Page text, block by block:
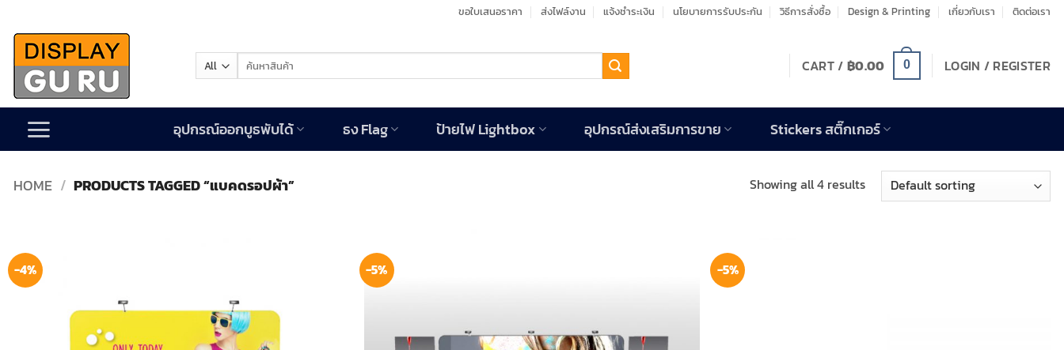
content
ขอใบเสนอราคา ส่งไฟล์งาน แจ้งชำระเงิน นโยบายการรับประกัน วิธีการสั่งซื้อ Design & Printing เกี่ยวกับเรา ติดต่อเรา
Search
for:
CART /฿0.00 0 LOGIN / REGISTER
อุปกรณ์ออกบูธพับได้ ธง Flag ป้ายไฟ Lightbox อุปกรณ์ส่งเสริมการขาย Stickers สติ๊กเกอร์
HOME / PRODUCTS TAGGED “แบคดรอปผ้า” Showing all 4 results
-4% -5% -5%